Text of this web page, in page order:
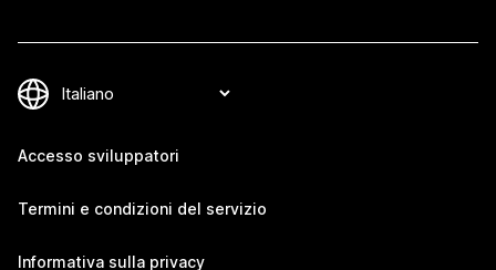
Accesso sviluppatori
Termini e condizioni del servizio
Informativa sulla privacy